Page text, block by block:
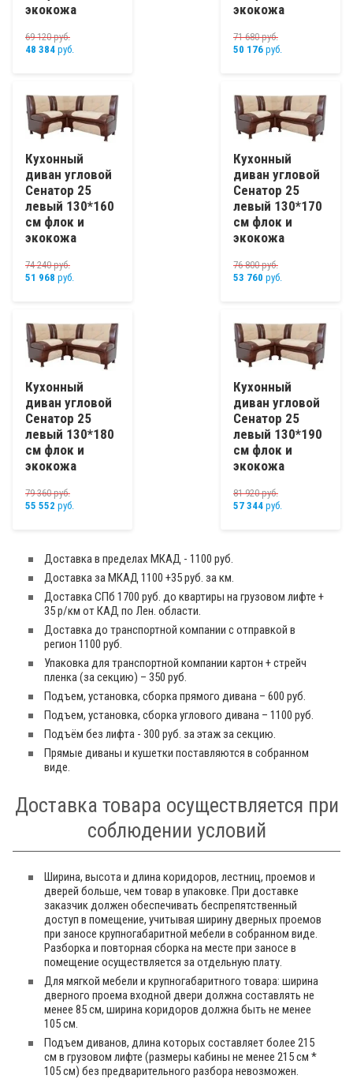
экокожа
69 120руб.
48 384 руб.
экокожа
71 680руб.
50 176 руб.
Кухонный
диван угловой
Сенатор 25
левый 130*160
см флок и
экокожа
74 240руб.
51 968 руб.
Кухонный
диван угловой
Сенатор 25
левый 130*170
см флок и
экокожа
76 800руб.
53 760 руб.
Кухонный
диван угловой
Сенатор 25
левый 130*180
см флок и
экокожа
79 360руб.
55 552 руб.
Кухонный
диван угловой
Сенатор 25
левый 130*190
см флок и
экокожа
81 920руб.
57 344 руб.
Доставка в пределах МКАД - 1100 руб.
Доставка за МКАД 1100 +35 руб. за км.
Доставка СПб 1700 руб. до квартиры на грузовом лифте +
35 р/км от КАД по Лен. области.
Доставка до транспортной компании с отправкой в
регион 1100 руб.
Упаковка для транспортной компании картон + стрейч
пленка (за секцию) – 350 руб.
Подъем, установка, сборка прямого дивана – 600 руб.
Подъем, установка, сборка углового дивана – 1100 руб.
Подъём без лифта - 300 руб. за этаж за секцию.
Прямые диваны и кушетки поставляются в собранном
виде.
Доставка товара осуществляется при
соблюдении условий
Ширина, высота и длина коридоров, лестниц, проемов и
дверей больше, чем товар в упаковке. При доставке
заказчик должен обеспечивать беспрепятственный
доступ в помещение, учитывая ширину дверных проемов
при заносе крупногабаритной мебели в собранном виде.
Разборка и повторная сборка на месте при заносе в
помещение осуществляется за отдельную плату.
Для мягкой мебели и крупногабаритного товара: ширина
дверного проема входной двери должна составлять не
менее 85 см, ширина коридоров должна быть не менее
105 см.
Подъем диванов, длина которых составляет более 215
см в грузовом лифте (размеры кабины не менее 215 см *
105 см) без предварительного разбора невозможен.